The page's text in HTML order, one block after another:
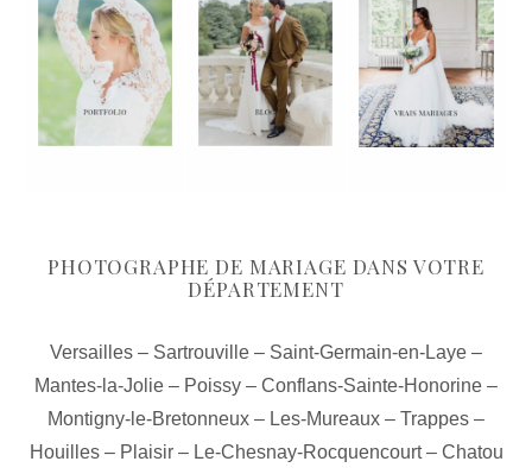
PHOTOGRAPHE DE MARIAGE DANS VOTRE
DÉPARTEMENT
Versailles – Sartrouville – Saint-Germain-en-Laye –
Mantes-la-Jolie – Poissy – Conflans-Sainte-Honorine –
Montigny-le-Bretonneux – Les-Mureaux – Trappes –
Houilles– Plaisir– Le-Chesnay-Rocquencourt– Chatou